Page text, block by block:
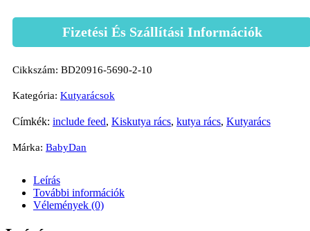
Fizetési És Szállítási Információk
Cikkszám: BD20916-5690-2-10
Kategória: Kutyarácsok
Címkék: include feed, Kiskutya rács, kutya rács, Kutyarács
Márka: BabyDan
Leírás
További információk
Vélemények (0)